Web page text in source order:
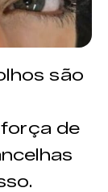
são
força de